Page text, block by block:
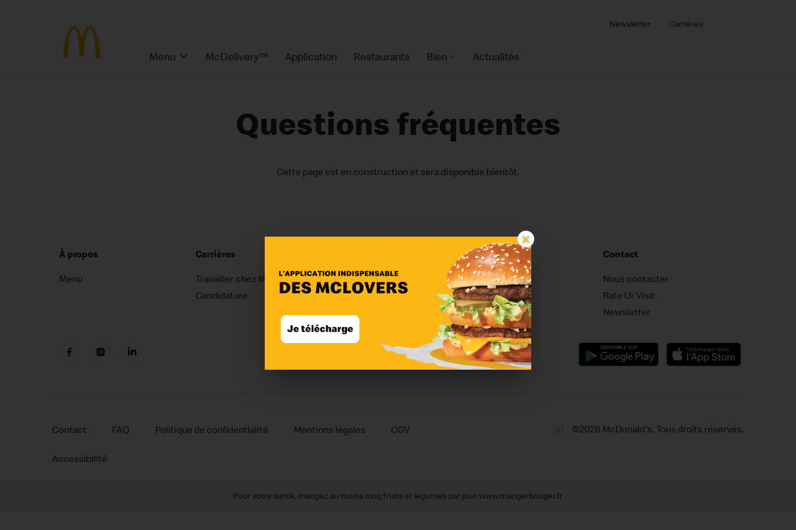
Newsletter Carrières
Menu McDelivery™ Application Restaurants Bien + Actualités
×
Questions fréquentes
Cette page est en construction et sera disponible bientôt.
À propos
Menu
Carrières
Travailler chez McDonald’s
Candidature
Services & équipements
McDelivery™
Jeu
Règlement
Contact
Nous contacter
Rate Ur Visit
Newsletter
Contact FAQ Politique de confidentialité Mentions légales CGV
Accessibilité
©2026 McDonald's. Tous droits réservés.
Pour votre santé, mangez au moins cinq fruits et légumes par jour. www.mangerbouger.fr